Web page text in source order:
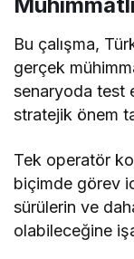
Bu çalışma,
gerçek
senaryoda test
stratejik önem
Tek operatör
biçimde görev
sürülerin ve
olabileceğine